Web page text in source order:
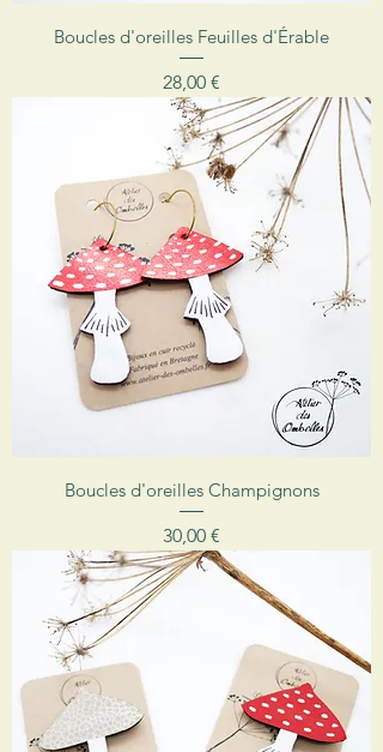
Boucles d'oreilles Feuilles d'Érable
Prix
28,00 €
Boucles d'oreilles Champignons
Prix
30,00 €